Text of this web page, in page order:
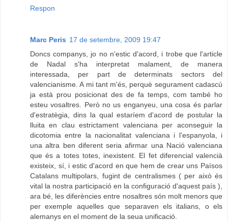
Respon
Marc Peris 17 de setembre, 2009 19:47
Doncs companys, jo no n'estic d'acord, i trobe que l'article
de Nadal s'ha interpretat malament, de manera
interessada, per part de determinats sectors del
valencianisme. A mi tant m'és, perquè segurament cadascú
ja està prou posicionat des de fa temps, com també ho
esteu vosaltres. Però no us enganyeu, una cosa és parlar
d'estratègia, dins la qual estaríem d'acord de postular la
lluita en clau estrictament valenciana per aconseguir la
dicotomia entre la nacionalitat valenciana i l'espanyola, i
una altra ben diferent seria afirmar una Nació valenciana
que és a totes totes, inexistent. El fet diferencial valencià
existeix, sí, i estic d'acord en que hem de crear uns Països
Catalans multipolars, fugint de centralismes ( per això és
vital la nostra participació en la configuració d'aquest país ),
ara bé, les diferències entre nosaltres són molt menors que
per exemple aquelles que separaven els italians, o els
alemanys en el moment de la seua unificació.